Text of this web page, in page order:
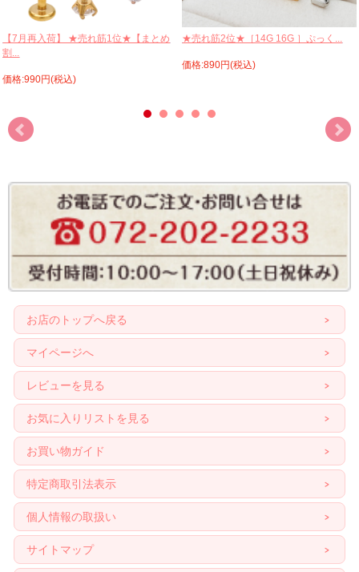
【7月再入荷】 ★売れ筋1位★【まとめ
割...
価格:990円(税込)
★売れ筋2位★［14G 16G ］ぷっく...
価格:890円(税込)
お店のトップへ戻る
マイページへ
レビューを見る
お気に入りリストを見る
お買い物ガイド
特定商取引法表示
個人情報の取扱い
サイトマップ